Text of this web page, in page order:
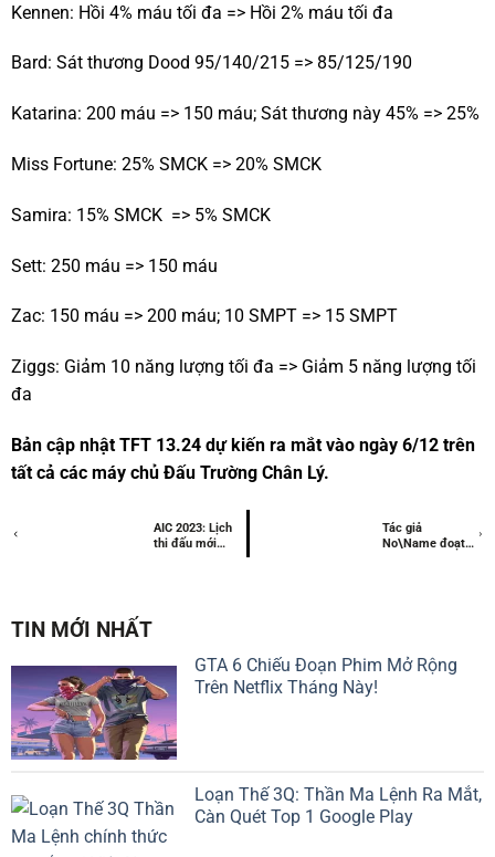
Kennen: Hồi 4% máu tối đa => Hồi 2% máu tối đa
Bard: Sát thương Dood 95/140/215 => 85/125/190
Katarina: 200 máu => 150 máu; Sát thương này 45% => 25%
Miss Fortune: 25% SMCK => 20% SMCK
Samira: 15% SMCK => 5% SMCK
Sett: 250 máu => 150 máu
Zac: 150 máu => 200 máu; 10 SMPT => 15 SMPT
Ziggs: Giảm 10 năng lượng tối đa => Giảm 5 năng lượng tối
đa
Bản cập nhật TFT 13.24 dự kiến ra mắt vào ngày 6/12 trên
tất cả các máy chủ Đấu Trường Chân Lý.
AIC 2023: Lịch
thi đấu mới
Tác giả
No\Name đoạt
TIN MỚI NHẤT
GTA 6 Chiếu Đoạn Phim Mở Rộng
Trên Netflix Tháng Này!
Loạn Thế 3Q: Thần Ma Lệnh Ra Mắt,
Càn Quét Top 1 Google Play